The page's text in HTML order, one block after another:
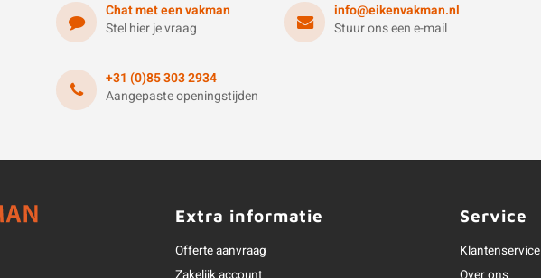
Chat met een vakman
Stel hier je vraag
info@eikenvakman.nl
Stuur ons een e-mail
+31 (0)85 303 2934
Aangepaste openingstijden
Extra informatie
Offerte aanvraag
Service
Klantenservice